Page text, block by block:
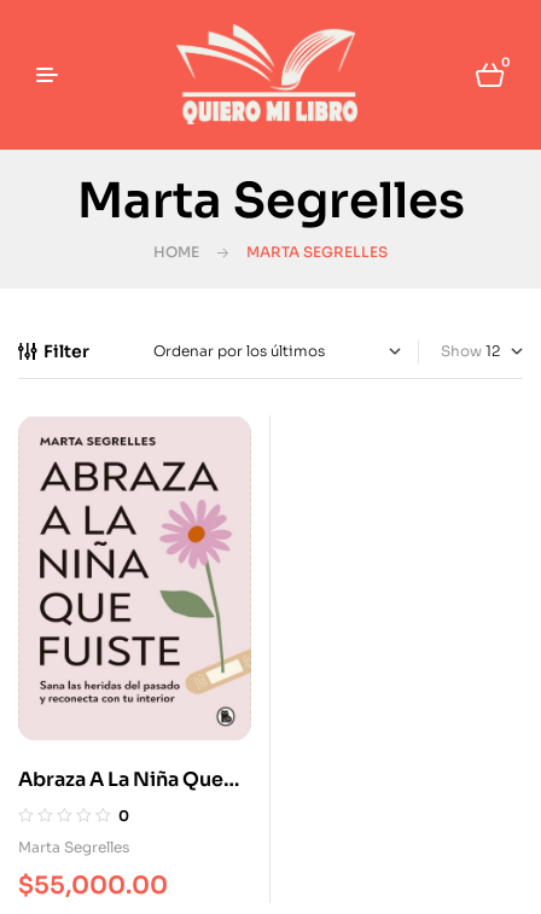
0
Marta Segrelles
HOME MARTA SEGRELLES
Filter Show
Abraza A La Niña Que
Fuiste
0
Marta Segrelles
$55,000.00